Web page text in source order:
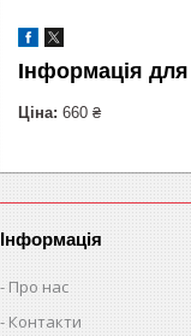
Інформація
Ціна: 660 ₴
Інформація
Про нас
Контакти